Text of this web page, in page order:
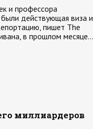
и профессора
действующая виза и
пишет The
в прошлом месяце…
миллиардеров